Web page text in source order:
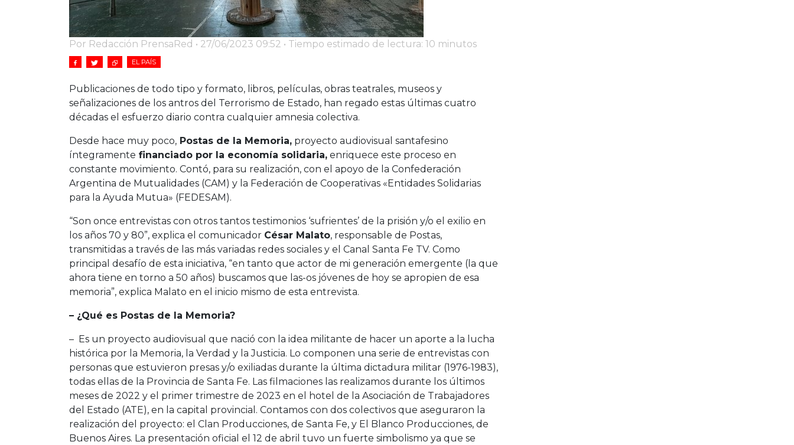
Por Redacción PrensaRed • 27/06/2023 09:52 • Tiempo estimado de lectura: 10 minutos
EL PAÍS
Publicaciones de todo tipo y formato, libros, películas, obras teatrales, museos y
señalizaciones de los antros del Terrorismo de Estado, han regado estas últimas cuatro
décadas el esfuerzo diario contra cualquier amnesia colectiva.
Desde hace muy poco, Postas de la Memoria, proyecto audiovisual santafesino
íntegramente financiado por la economía solidaria, enriquece este proceso en
constante movimiento. Contó, para su realización, con el apoyo de la Confederación
Argentina de Mutualidades (CAM) y la Federación de Cooperativas «Entidades Solidarias
para la Ayuda Mutua» (FEDESAM).
“Son once entrevistas con otros tantos testimonios ‘sufrientes’ de la prisión y/o el exilio en
los años 70 y 80”, explica el comunicador César Malato, responsable de Postas,
transmitidas a través de las más variadas redes sociales y el Canal Santa Fe TV. Como
principal desafío de esta iniciativa, “en tanto que actor de mi generación emergente (la que
ahora tiene en torno a 50 años) buscamos que las-os jóvenes de hoy se apropien de esa
memoria”, explica Malato en el inicio mismo de esta entrevista.
– ¿Qué es Postas de la Memoria?
– Es un proyecto audiovisual que nació con la idea militante de hacer un aporte a la lucha
histórica por la Memoria, la Verdad y la Justicia. Lo componen una serie de entrevistas con
personas que estuvieron presas y/o exiliadas durante la última dictadura militar (1976-1983),
todas ellas de la Provincia de Santa Fe. Las filmaciones las realizamos durante los últimos
meses de 2022 y el primer trimestre de 2023 en el hotel de la Asociación de Trabajadores
del Estado (ATE), en la capital provincial. Contamos con dos colectivos que aseguraron la
realización del proyecto: el Clan Producciones, de Santa Fe, y El Blanco Producciones, de
Buenos Aires. La presentación oficial el 12 de abril tuvo un fuerte simbolismo ya que se